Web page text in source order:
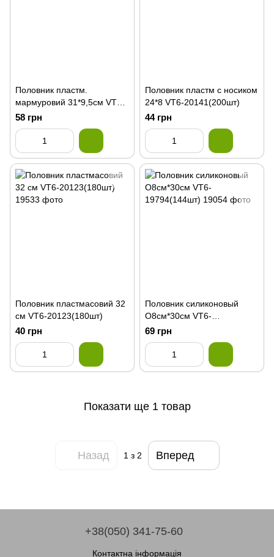
Половник пластм.
мармуровий 31*9,5см VT6-
19918(144шт)
58 грн
Половник пластм с носиком
24*8 VT6-20141(200шт)
44 грн
Половник пластмасовий 32
см VT6-20123(180шт)
40 грн
Половник силиконовый
О8см*30см VT6-
19794(144шт)
69 грн
Показати ще 1 товар
Назад 1 з 2 Вперед
+38(050) 341-75-60
Контактна інформація